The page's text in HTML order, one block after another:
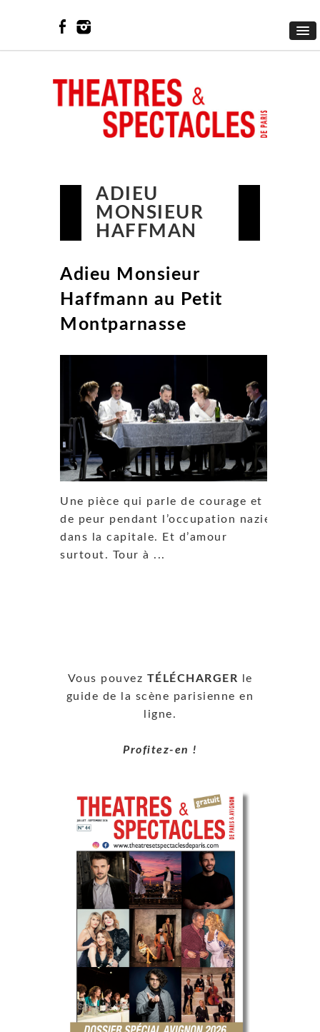
ADIEU
MONSIEUR
HAFFMAN
Adieu Monsieur
Haffmann au Petit
Montparnasse
Une pièce qui parle de courage et
de peur pendant l’occupation nazie
dans la capitale. Et d’amour
surtout. Tour à ...
Vous pouvez TÉLÉCHARGER le
guide de la scène parisienne en
ligne.
Profitez-en !